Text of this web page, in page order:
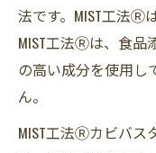
法です。MIST工法Ⓡ
MIST工法Ⓡは、食品
の高い成分を使用し
ん。
MIST工法Ⓡカビバス